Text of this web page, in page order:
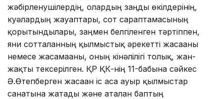
жәбірленушілердің, олардың заңды өкілдерінің,
куәлардың жауаптары, сот сараптамасының
қорытындылары, заңмен белгіленген тәртіппен,
яғни сотталғанның қылмыстық әрекеттi жасағаны
немесе жасамағаны, оның кiнәлiлiгi толық, жан-
жақты тексерілген.​ ҚР ҚК-нің 11-бабына сәйкес
Ә.Өтепберген жасаған іс аса ауыр қылмыстар
санатына жатады және аталған баптың